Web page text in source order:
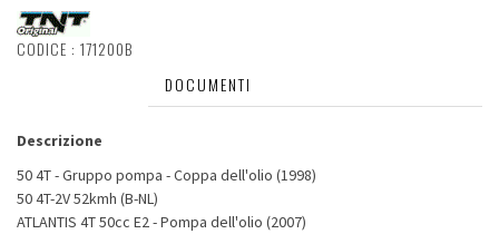
CODICE : 171200B
DOCUMENTI
Descrizione
50 4T - Gruppo pompa - Coppa dell'olio (1998)
50 4T-2V 52kmh (B-NL)
ATLANTIS 4T 50cc E2 - Pompa dell'olio (2007)